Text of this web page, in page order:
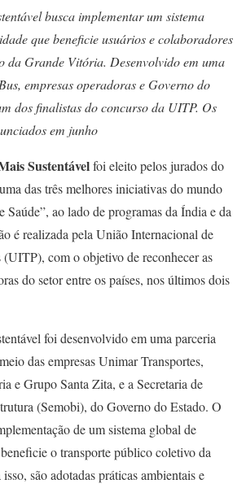
busca implementar um sistema
que beneficie usuários e colaboradores
da Grande Vitória. Desenvolvido em uma
empresas operadoras e Governo do
dos finalistas do concurso da UITP. Os
em junho
Sustentávelfoi eleito pelos jurados do
uma das três melhores iniciativas do mundo
Saúde”, ao lado de programas da Índia e da
é realizada pela União Internacional de
(UITP), com o objetivo de reconhecer as
do setor entre os países, nos últimos dois
foi desenvolvido em uma parceria
das empresas Unimar Transportes,
e Grupo Santa Zita, e a Secretaria de
(Semobi), do Governo do Estado. O
de um sistema global de
o transporte público coletivo da
são adotadas práticas ambientais e